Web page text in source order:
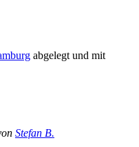
abgelegt und mit
Stefan B.